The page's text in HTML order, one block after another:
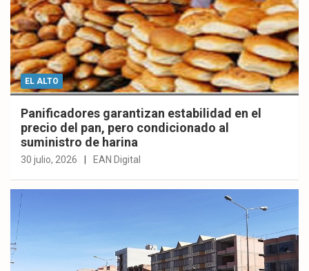
EL ALTO
Panificadores garantizan estabilidad en el
precio del pan, pero condicionado al
suministro de harina
30 julio, 2026 EAN Digital